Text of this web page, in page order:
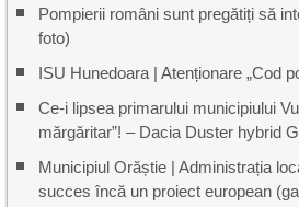
Pompierii români sunt pregătiți să
foto)
ISU Hunedoara | Atenționare „Cod
Ce-i lipsea primarului municipiului
mărgăritar”! – Dacia Duster hybrid
Municipiul Orăștie | Administrația
succes încă un proiect european